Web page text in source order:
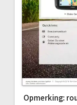
Opmerking: